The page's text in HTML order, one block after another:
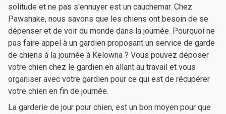
solitude et ne pas s'ennuyer est un cauchemar. Chez
Pawshake, nous savons que les chiens ont besoin de se
dépenser et de voir du monde dans la journée. Pourquoi ne
pas faire appel à un gardien proposant un service de garde
de chiens à la journée à Kelowna ? Vous pouvez déposer
votre chien chez le gardien en allant au travail et vous
organiser avec votre gardien pour ce qui est de récupérer
votre chien en fin de journée.
La garderie de jour pour chien, est un bon moyen pour que